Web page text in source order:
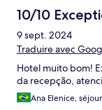
10/10
9 sept. 2024
Traduire avec
Hotel muito bom!
da recepção,
Ana Elenice,